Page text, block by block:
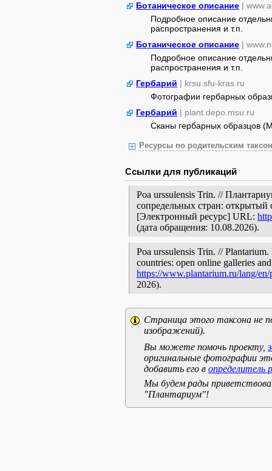
Ботаническое описание |
Подробное описание
распространения и т.п.
Ботаническое описание |
Подробное описание
распространения и т.п.
Гербарий | krsu.sfu-kras.ru
Фотографии гербарных
Гербарий | plant.depo.msu.ru
Сканы гербарных образцов
Ресурсы по родительским
Ссылки для публикаций
Poa urssulensis Trin. //
сопредельных стран: открытый
[Электронный ресурс] URL:
(дата обращения: 10.08.2026).
Poa urssulensis Trin. //
countries: open online galleries
https://www.plantarium.ru/lang/
2026).
Страница этого таксона не
изображений).
Вы можете помочь проекту,
оригинальные фотографии
добавить его в определитель
Мы будем рады
"Плантариум"!